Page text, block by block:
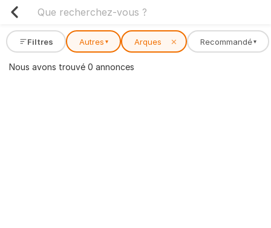
Filtres Autres ▾ Arques ✕ Recommandé ▾
Nous avons trouvé 0 annonces